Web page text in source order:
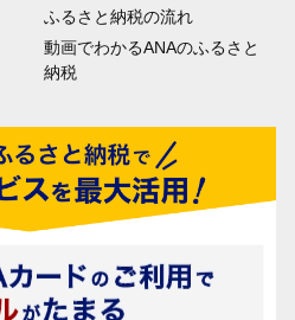
ふるさと納税の流れ
動画でわかるANAのふるさと
納税